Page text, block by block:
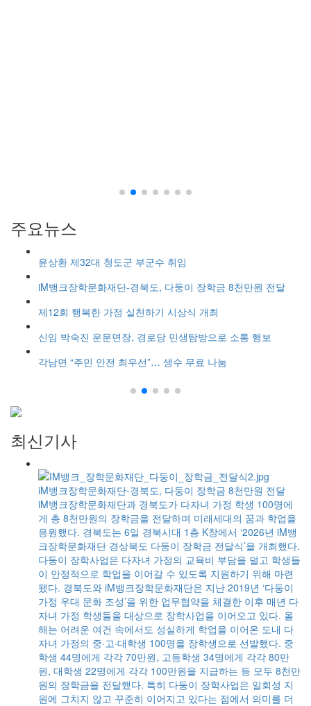
주요뉴스
윤상환 제32대 청도군 부군수 취임
iM뱅크장학문화재단-경북도, 다둥이 장학금 8천만원 전달
제12회 행복한 가정 실천하기 시상식 개최
신임 박숙진 운문면장, 경로당 민생탐방으로 소통 행보
각남면 “주민 안전 최우선”… 생수 무료 나눔
최신기사
iM뱅크장학문화재단-경북도, 다둥이 장학금 8천만원 전달
iM뱅크장학문화재단과 경북도가 다자녀 가정 학생 100명에
게 총 8천만원의 장학금을 전달하며 미래세대의 꿈과 학업을
응원했다. 경북도는 6일 경북시대 1층 K창에서 ‘2026년 iM뱅
크장학문화재단 경상북도 다둥이 장학금 전달식’을 개최했다.
다둥이 장학사업은 다자녀 가정의 교육비 부담을 덜고 학생들
이 안정적으로 학업을 이어갈 수 있도록 지원하기 위해 마련
됐다. 경북도와 iM뱅크장학문화재단은 지난 2019년 ‘다둥이
가정 우대 문화 조성’을 위한 업무협약을 체결한 이후 매년 다
자녀 가정 학생들을 대상으로 장학사업을 이어오고 있다. 올
해는 어려운 여건 속에서도 성실하게 학업을 이어온 도내 다
자녀 가정의 중·고·대학생 100명을 장학생으로 선발했다. 중
학생 44명에게 각각 70만원, 고등학생 34명에게 각각 80만
원, 대학생 22명에게 각각 100만원을 지급하는 등 모두 8천만
원의 장학금을 전달했다. 특히 다둥이 장학사업은 일회성 지
원에 그치지 않고 꾸준히 이어지고 있다는 점에서 의미를 더